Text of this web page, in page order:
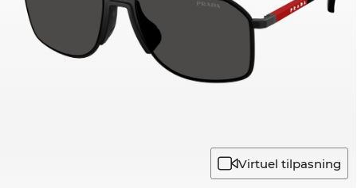
Virtuel tilpasning